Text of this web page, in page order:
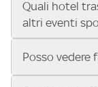
Quali hotel
altri eventi
Se cerchi un
Posso vedere